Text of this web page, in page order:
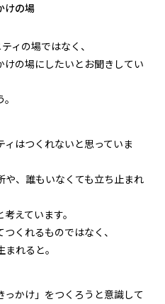
けの場
ィの場ではなく、
の場にしたいとお聞きしてい
はつくれないと思っていま
や、誰もいなくても立ち止まれ
えています。
くれるものではなく、
れると。
かけ」をつくろうと意識して